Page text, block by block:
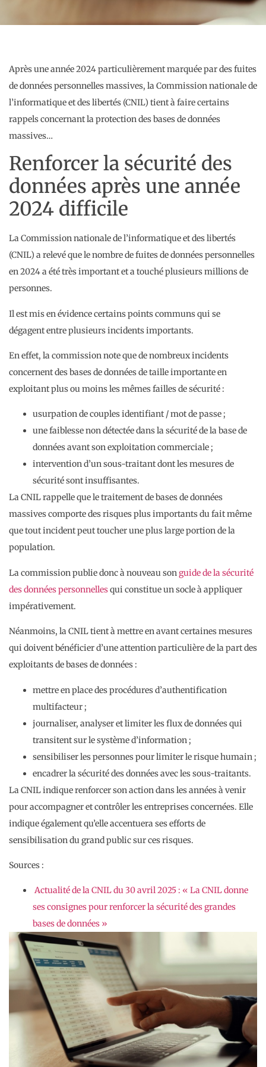
Après une année 2024 particulièrement marquée par des fuites
de données personnelles massives, la Commission nationale de
l’informatique et des libertés (CNIL) tient à faire certains
rappels concernant la protection des bases de données
massives…
Renforcer la sécurité des
données après une année
2024 difficile
La Commission nationale de l’informatique et des libertés
(CNIL) a relevé que le nombre de fuites de données personnelles
en 2024 a été très important et a touché plusieurs millions de
personnes.
Il est mis en évidence certains points communs qui se
dégagent entre plusieurs incidents importants.
En effet, la commission note que de nombreux incidents
concernent des bases de données de taille importante en
exploitant plus ou moins les mêmes failles de sécurité :
usurpation de couples identifiant / mot de passe ;
une faiblesse non détectée dans la sécurité de la base de
données avant son exploitation commerciale ;
intervention d’un sous-traitant dont les mesures de
sécurité sont insuffisantes.
La CNIL rappelle que le traitement de bases de données
massives comporte des risques plus importants du fait même
que tout incident peut toucher une plus large portion de la
population.
La commission publie donc à nouveau songuide de la sécurité
des données personnellesqui constitue un socle à appliquer
impérativement.
Néanmoins, la CNIL tient à mettre en avant certaines mesures
qui doivent bénéficier d’une attention particulière de la part des
exploitants de bases de données :
mettre en place des procédures d’authentification
multifacteur ;
journaliser, analyser et limiter les flux de données qui
transitent sur le système d’information ;
sensibiliser les personnes pour limiter le risque humain ;
encadrer la sécurité des données avec les sous-traitants.
La CNIL indique renforcer son action dans les années à venir
pour accompagner et contrôler les entreprises concernées. Elle
indique également qu’elle accentuera ses efforts de
sensibilisation du grand public sur ces risques.
Sources :
Actualité de la CNIL du 30 avril 2025 : « La CNIL donne
ses consignes pour renforcer la sécurité des grandes
bases de données »